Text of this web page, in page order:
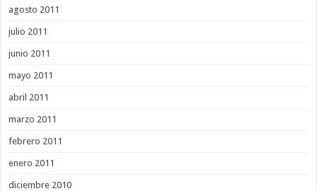
agosto 2011
julio 2011
junio 2011
mayo 2011
abril 2011
marzo 2011
febrero 2011
enero 2011
diciembre 2010